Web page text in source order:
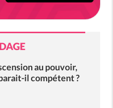
au pouvoir,
il compétent ?